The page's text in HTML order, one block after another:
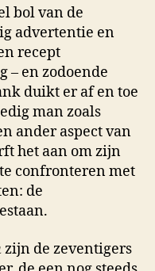
Paolo
Sorrentino
bol van de
advertentie en
recept
– en zodoende
duikt er af en toe
man zoals
ander aspect van
het aan om zijn
confronteren met
de
zijn de zeventigers